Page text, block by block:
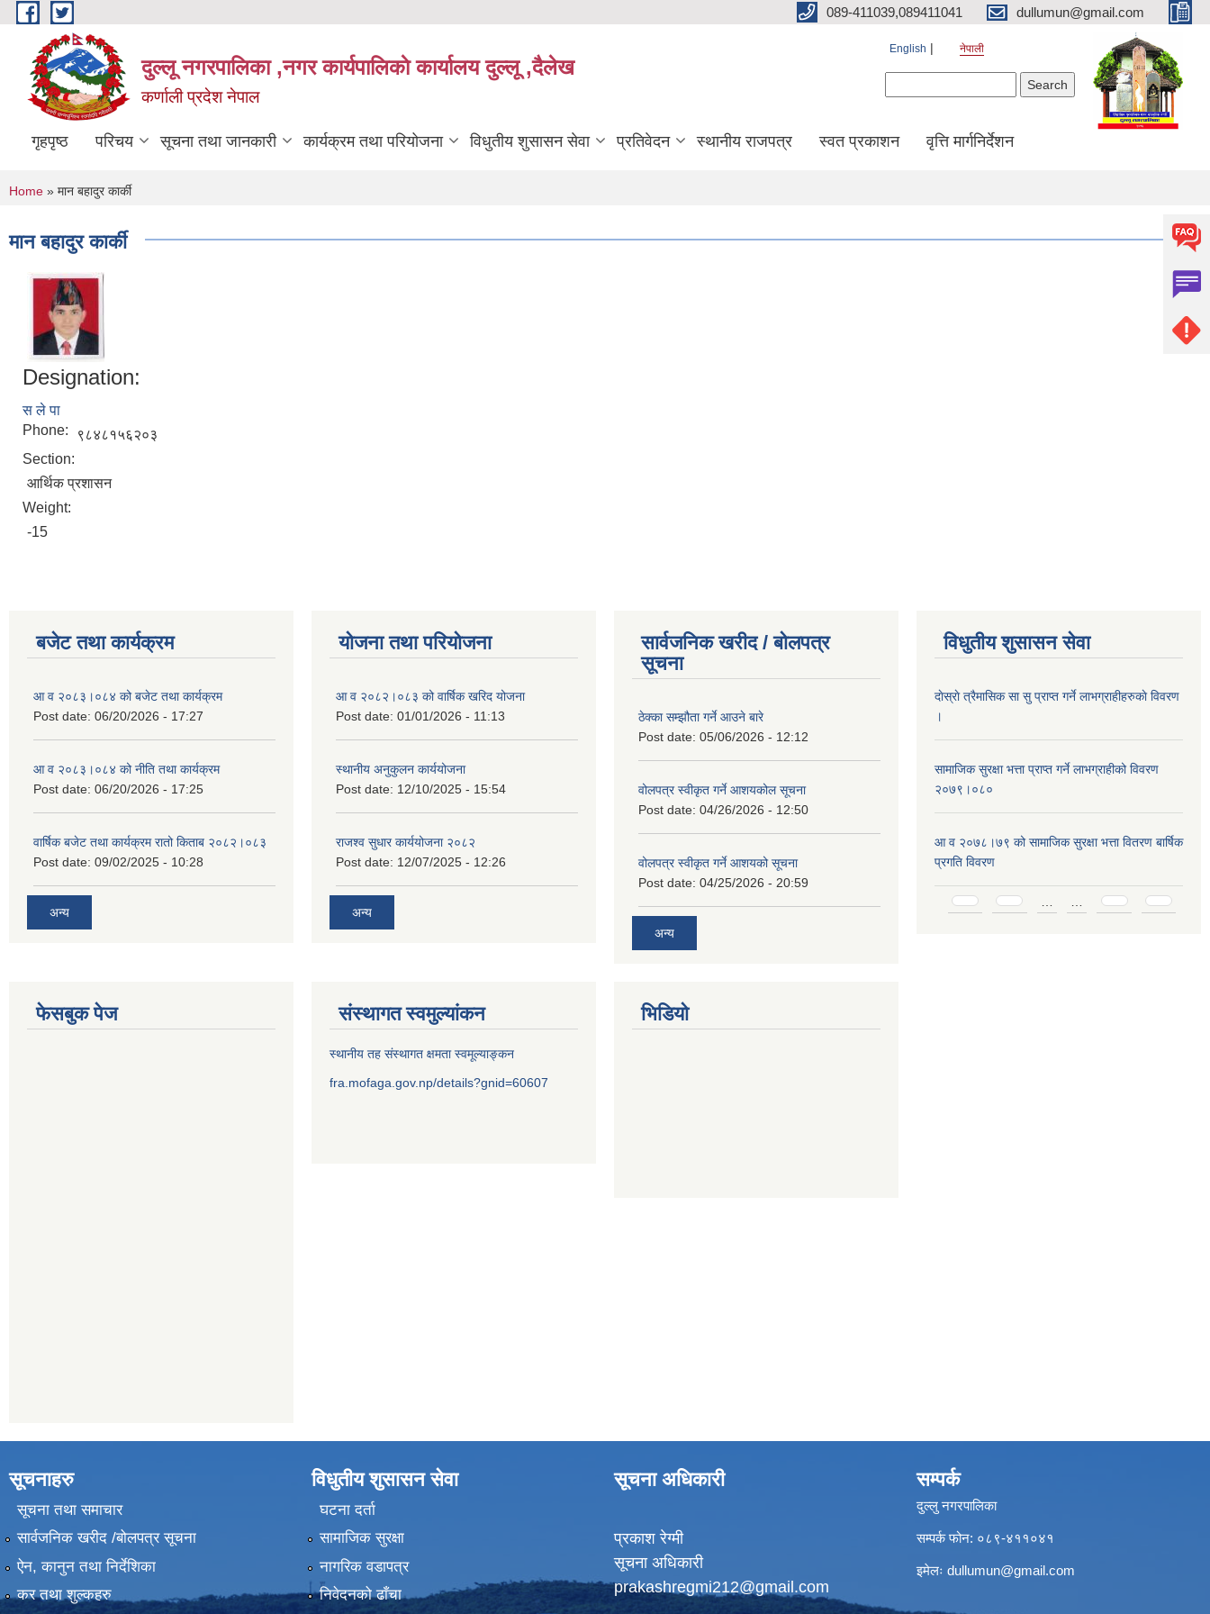
Skip to main content 089-411039,089411041 dullumun@gmail.com
दुल्लू नगरपालिका ,नगर कार्यपालिकाे कार्यालय दुल्लू ,दैलेख
कर्णाली प्रदेश नेपाल
English नेपाली
गृहपृष्ठ परिचय सूचना तथा जानकारी कार्यक्रम तथा परियोजना विधुतीय शुसासन सेवा प्रतिवेदन स्थानीय राजपत्र स्वत प्रकाशन वृत्ति मार्गनिर्देशन
You are here
Home » मान बहादुर कार्की
मान बहादुर कार्की
Designation:
स‍ ल‍े पा
Phone:
९८४८१५६२०३
Section:
आर्थिक प्रशासन
Weight:
-15
बजेट तथा कार्यक्रम
आ व २०८३।०८४ को बजेट तथा कार्यक्रम
Post date: 06/20/2026 - 17:27
आ व २०८३।०८४ को नीति तथा कार्यक्रम
Post date: 06/20/2026 - 17:25
वार्षिक बजेट तथा कार्यक्रम रातो किताब २०८२।०८३
Post date: 09/02/2025 - 10:28
अन्य
योजना तथा परियोजना
आ व २०८२।०८३ को वार्षिक खरिद योजना
Post date: 01/01/2026 - 11:13
स्थानीय अनुकुलन कार्ययोजना
Post date: 12/10/2025 - 15:54
राजश्व सुधार कार्ययोजना २०८२
Post date: 12/07/2025 - 12:26
अन्य
सार्वजनिक खरीद / बोलपत्र
सूचना
ठेक्का सम्झौता गर्ने आउने बारे
Post date: 05/06/2026 - 12:12
वोलपत्र स्वीकृत गर्ने आशयकोल सूचना
Post date: 04/26/2026 - 12:50
वोलपत्र स्वीकृत गर्ने आशयको सूचना
Post date: 04/25/2026 - 20:59
अन्य
विधुतीय शुसासन सेवा
दाेस्राे त्रैमासिक सा सु प्राप्त गर्ने लाभग्राहीहरुकाे विवरण
।
सामाजिक सुरक्षा भत्ता प्राप्त गर्ने लाभग्राहीको विवरण
२०७९।०८०
आ व २०७८।७९ को सामाजिक सुरक्षा भत्ता वितरण बार्षिक
प्रगति विवरण
Pages
फेसबुक पेज संस्थागत स्वमुल्यांकन
स्थानीय तह संस्थागत क्षमता स्वमूल्याङ्कन
fra.mofaga.gov.np/details?gnid=60607
भिडियो
सूचनाहरु
सूचना तथा समाचार
सार्वजनिक खरीद /बोलपत्र सूचना
ऐन, कानुन तथा निर्देशिका
कर तथा शुल्कहरु
विधुतीय शुसासन सेवा
घटना दर्ता
सामाजिक सुरक्षा
नागरिक वडापत्र
निवेदनको ढाँचा
सूचना अधिकारी
प्रकाश रेग्मी
सूचना अधिकारी
prakashregmi212@gmail.com
सम्पर्क
दुल्लु नगरपालिका
सम्पर्क फोन: ०८९-४११०४१
इमेलः dullumun@gmail.com